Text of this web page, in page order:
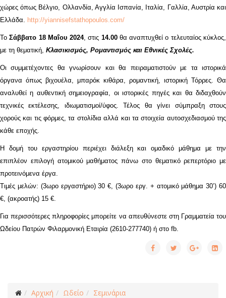
χώρες όπως Βέλγιο, Ολλανδία, Αγγλία Ισπανία, Ιταλία, Γαλλία, Αυστρία και
Ελλάδα. http://yiannisefstathopoulos.com/
ΤοΣάββατο 18 Μαΐου 2024, στις 14.00θα αναπτυχθεί ο τελευταίος κύκλος,
με τη θεματική, Κλασικισμός, Ρομαντισμός και Εθνικές Σχολές.
Οι συμμετέχοντες θα γνωρίσουν και θα πειραματιστούν με τα ιστορικά
όργανα όπως βιχουέλα, μπαρόκ κιθάρα, ρομαντική, ιστορική Τόρρες. Θα
αναλυθεί η αυθεντική σημειογραφία, οι ιστορικές πηγές και θα διδαχθούν
τεχνικές εκτέλεσης, ιδιωματισμοί/ύφος. Τέλος θα γίνει σύμπραξη στους
χορούς και τις φόρμες, τα στολίδια αλλά και τα στοιχεία αυτοσχεδιασμού της
κάθε εποχής.
Η δομή του εργαστηρίου περιέχει διάλεξη και ομαδικό μάθημα με την
επιπλέον επιλογή ατομικού μαθήματος πάνω στο θεματικό ρεπερτόριο με
προτεινόμενα έργα.
Τιμές μελών: (3ωρο εργαστήριο) 30 €, (3ωρο εργ. + ατομικό μάθημα 30’) 60
€, (ακροατής) 15 €.
Για περισσότερες πληροφορίες μπορείτε να απευθύνεστε στη Γραμματεία του
Ωδείου Πατρών Φιλαρμονική Εταιρία (2610-277740) ή στο fb.
Αρχική Ωδείο Σεμινάρια